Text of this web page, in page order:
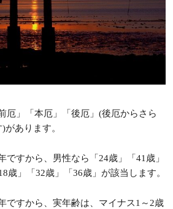
厄」「本厄」「後厄」(後厄からさら
あります。
ですから、男性なら「24歳」「41歳」
歳」「32歳」「36歳」が該当します。
ですから、実年齢は、マイナス1～2歳